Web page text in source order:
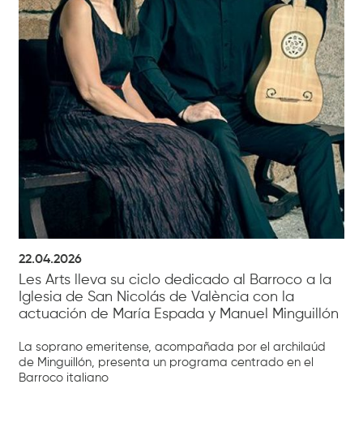
22.04.2026
Les Arts lleva su ciclo dedicado al Barroco a la
Iglesia de San Nicolás de València con la
actuación de María Espada y Manuel Minguillón
La soprano emeritense, acompañada por el archilaúd
de Minguillón, presenta un programa centrado en el
Barroco italiano